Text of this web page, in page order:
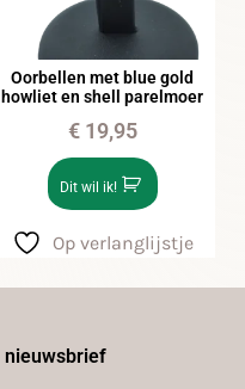
Oorbellen met blue gold
howliet en shell parelmoer
€19,95
Dit wil ik!
Op verlanglijstje
nieuwsbrief